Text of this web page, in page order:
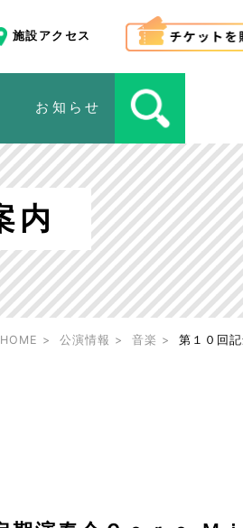
施設アクセス
お知らせ
内
HOME 公演情報 音楽 第１０回